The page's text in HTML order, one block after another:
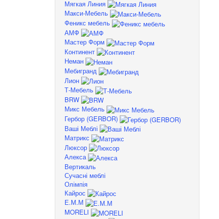
Мягкая Линия
Макси-Мебель
Феникс мебель
АМФ
Мастер Форм
Континент
Неман
Мебигранд
Лион
Т-Мебель
BRW
Микс Мебель
Гербор (GERBOR)
Ваші Меблі
Матрикс
Люксор
Алекса
Вертикаль
Сучасні меблі
Олімпія
Кайрос
Е.М.М
MORELI